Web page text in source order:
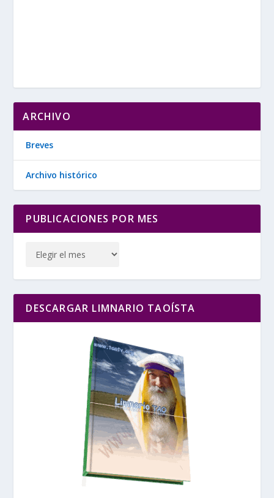
ARCHIVO
Breves
Archivo histórico
PUBLICACIONES POR MES
DESCARGAR LIMNARIO TAOÍSTA